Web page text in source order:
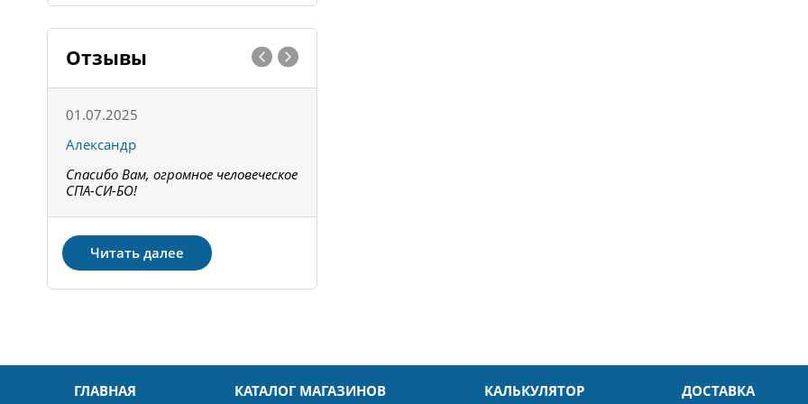
Отзывы
01.07.2025
Александр
Спасибо Вам, огромное человеческое
СПА-СИ-БО!
Читать далее
ГЛАВНАЯ КАТАЛОГ МАГАЗИНОВ КАЛЬКУЛЯТОР ДОСТАВКА